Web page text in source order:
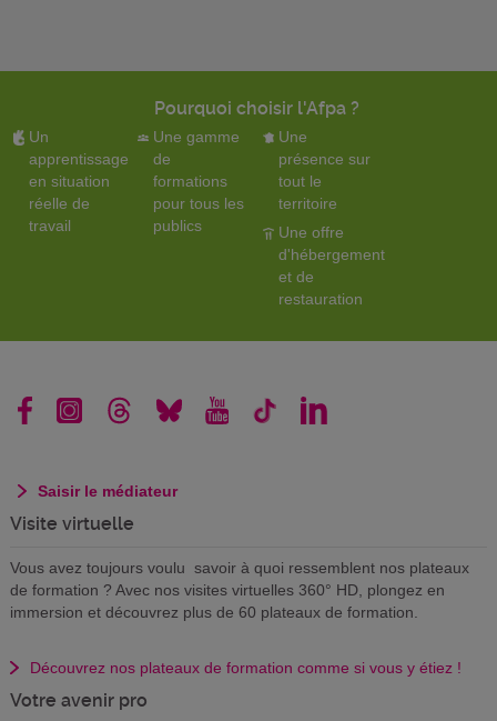
Pourquoi choisir l'Afpa ?
Un
apprentissage
en situation
réelle de
travail
Une gamme
de
formations
pour tous les
publics
Une
présence sur
tout le
territoire
Une offre
d'hébergement
et de
restauration
Saisir le médiateur
Visite virtuelle
Vous avez toujours voulu savoir à quoi ressemblent nos plateaux
de formation ? Avec nos visites virtuelles 360° HD, plongez en
immersion et découvrez plus de 60 plateaux de formation.
Découvrez nos plateaux de formation comme si vous y étiez !
Votre avenir pro